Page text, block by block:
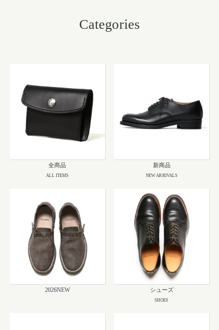
Categories
全商品
ALL ITEMS
新商品
NEW ARRIVALS
2026NEW シューズ
SHOES